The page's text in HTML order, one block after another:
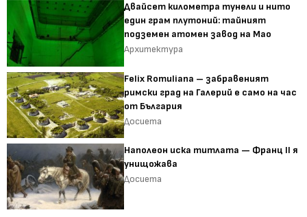
Двайсет километра тунели и нито
един грам плутоний: тайният
подземен атомен завод на Мао
Архитектура
Felix Romuliana – забравеният
римски град на Галерий е само на час
от България
Досиета
Наполеон иска титлата — Франц II я
унищожава
Досиета